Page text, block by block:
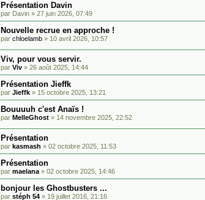
Présentation Davin
par Davin » 27 juin 2026, 07:49
Nouvelle recrue en approche !
par chloelamb » 10 avril 2026, 10:57
Viv, pour vous servir.
par Viv » 26 août 2025, 14:44
Présentation Jieffk
par Jieffk » 15 octobre 2025, 13:21
Bouuuuh c'est Anaïs !
par MelleGhost » 14 novembre 2025, 22:52
Présentation
par kasmash » 02 octobre 2025, 11:53
Présentation
par maelana » 02 octobre 2025, 14:46
bonjour les Ghostbusters ...
par stéph 54 » 19 juillet 2016, 21:16